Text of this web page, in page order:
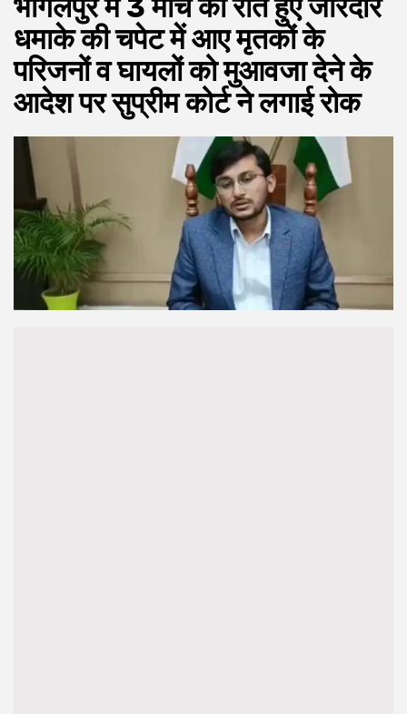
भागलपुर में 3 मार्च की रात हुए जोरदार
धमाके की चपेट में आए मृतकों के
परिजनों व घायलों को मुआवजा देने के
आदेश पर सुप्रीम कोर्ट ने लगाई रोक